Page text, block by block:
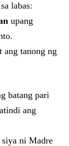
labas:
upang
ang tanong ng
batang pari
ang
siya ni Madre